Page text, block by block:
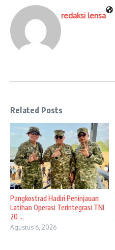
redaksi lensa
Related Posts
Pangkostrad Hadiri Peninjauan
Latihan Operasi Terintegrasi TNI
20 ...
Agustus 6, 2026